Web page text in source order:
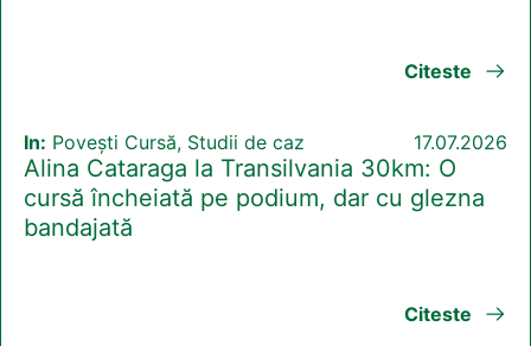
Citeste
In: Povești Cursă, Studii de caz 17.07.2026
Alina Cataraga la Transilvania 30km: O
cursă încheiată pe podium, dar cu glezna
bandajată
Citeste